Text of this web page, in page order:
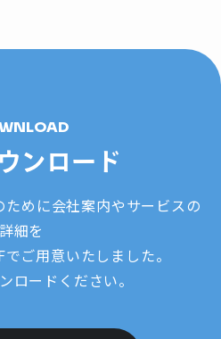
ンロード
めに会社案内やサービスの
詳細を
ご用意いたしました。
ロードください。